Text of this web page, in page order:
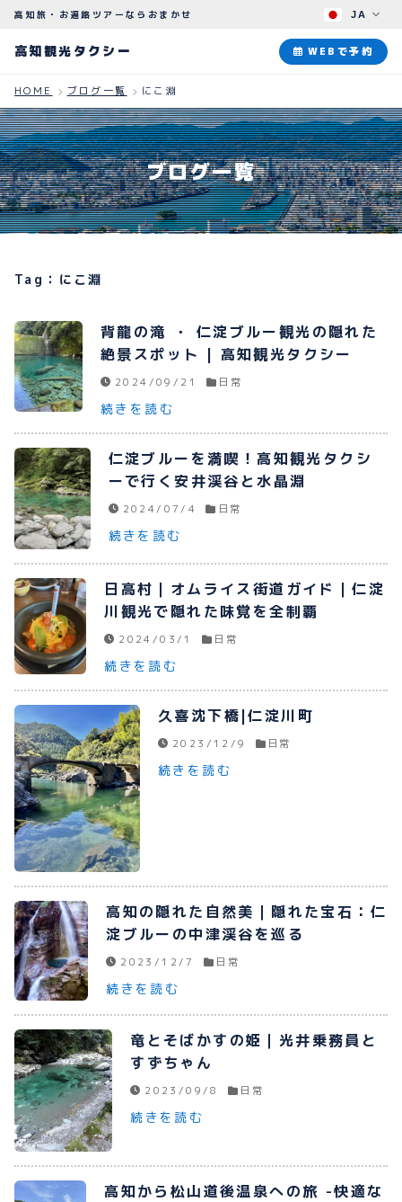
高知観光タクシー
ABOUT
観光タクシーについて
PLAN
観光プラン
ブログ
よくある質問
プライバシーポリシー
お問い合わせ
080-1481-9900
メールで予約
JA
高知旅・お遍路ツアーならおまかせ
高知観光タクシー WEBで予約
HOME ブログ一覧 にこ淵
ブログ一覧
Tag：にこ淵
背龍の滝 ・ 仁淀ブルー観光の隠れた
絶景スポット | 高知観光タクシー
2024/09/21 日常
続きを読む
仁淀ブルーを満喫！高知観光タクシ
ーで行く安井渓谷と水晶淵
2024/07/4 日常
続きを読む
日高村｜オムライス街道ガイド｜仁淀
川観光で隠れた味覚を全制覇
2024/03/1 日常
続きを読む
久喜沈下橋|仁淀川町
2023/12/9 日常
続きを読む
高知の隠れた自然美｜隠れた宝石：仁
淀ブルーの中津渓谷を巡る
2023/12/7 日常
続きを読む
竜とそばかすの姫｜光井乗務員と
すずちゃん
2023/09/8 日常
続きを読む
高知から松山道後温泉への旅 -快適な